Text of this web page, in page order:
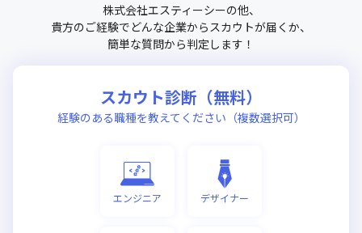
株式会社エスティーシーの他、
貴方のご経験でどんな企業からスカウトが届くか、
簡単な質問から判定します！
スカウト診断（無料）
経験のある職種を教えてください（複数選択可）
エンジニア デザイナー